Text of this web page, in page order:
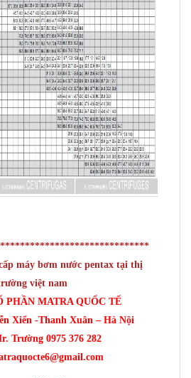
máy bơm nước pentax tại thị
việt nam
PHẦN MATRA QUỐC TẾ
Xiển -Thanh Xuân – Hà Nội
Trường 0975 376 282